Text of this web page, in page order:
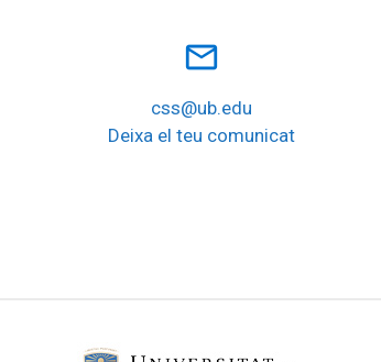
mail_outline
css@ub.edu
Deixa el teu comunicat